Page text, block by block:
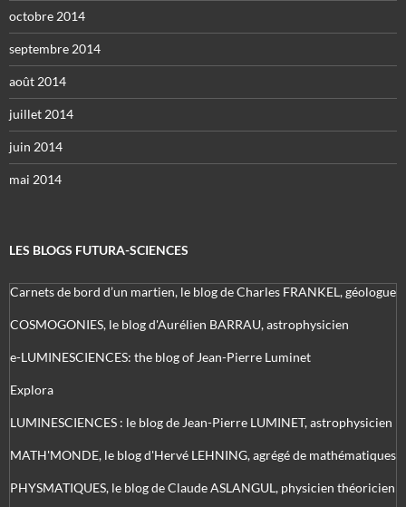
octobre 2014
septembre 2014
août 2014
juillet 2014
juin 2014
mai 2014
LES BLOGS FUTURA-SCIENCES
Carnets de bord d’un martien, le blog de Charles FRANKEL, géologue
COSMOGONIES, le blog d'Aurélien BARRAU, astrophysicien
e-LUMINESCIENCES: the blog of Jean-Pierre Luminet
Explora
LUMINESCIENCES : le blog de Jean-Pierre LUMINET, astrophysicien
MATH'MONDE, le blog d'Hervé LEHNING, agrégé de mathématiques
PHYSMATIQUES, le blog de Claude ASLANGUL, physicien théoricien